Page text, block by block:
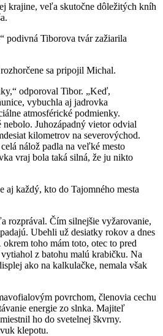
krajine, veľa skutočne dôležitých kníh
podivná Tiborova tvár zažiarila
sa pripojil Michal.
odporoval Tibor. „Keď,
vybuchla aj jadrovka
atmosférické podmienky.
Juhozápadný vietor odvial
kilometrov na severovýchod.
nálož padla na veľké mesto
vraj bola taká silná, že ju nikto
aj každý, kto do Tajomného mesta
rozprával. Čím silnejšie vyžarovanie,
Ubehli už desiatky rokov a dnes
toho mám toto, otec to pred
z batohu malú krabičku. Na
ako na kalkulačke, nemala však
povrchom, členovia cechu
energie zo slnka. Majiteľ
ho do svetelnej škvrny.
klepotu.